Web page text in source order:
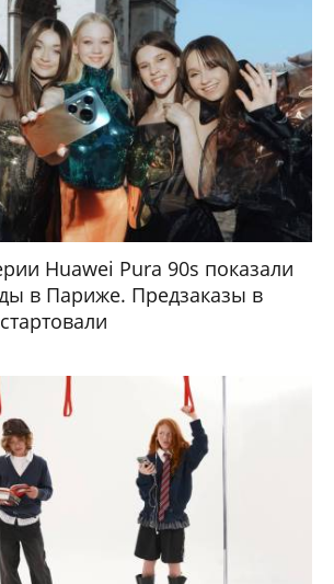
Huawei Pura 90s показали
в Париже. Предзаказы в